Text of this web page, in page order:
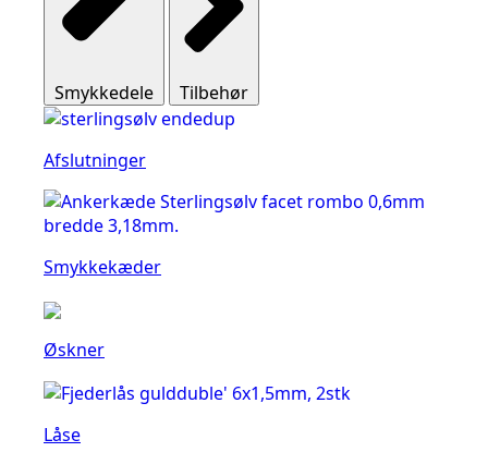
Smykkedele Tilbehør
Afslutninger
Smykkekæder
Øskner
Låse